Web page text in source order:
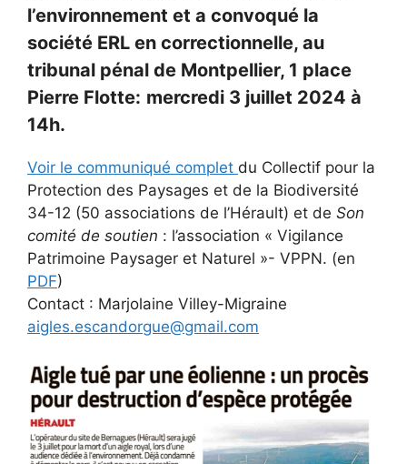
l’environnement et a convoqué la
société ERL en correctionnelle, au
tribunal pénal de Montpellier, 1 place
Pierre Flotte: mercredi 3 juillet 2024 à
14h.
Voir le communiqué complet du Collectif pour la
Protection des Paysages et de la Biodiversité
34-12 (50 associations de l’Hérault) et de Son
comité de soutien : l’association « Vigilance
Patrimoine Paysager et Naturel »- VPPN. (en
PDF)
Contact : Marjolaine Villey-Migraine
aigles.escandorgue@gmail.com